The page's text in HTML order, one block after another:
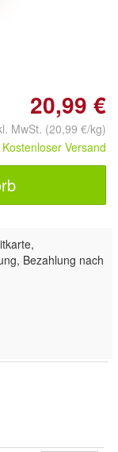
20,99 €
MwSt. (20,99 €/kg)
Kostenloser Versand
Bezahlung nach